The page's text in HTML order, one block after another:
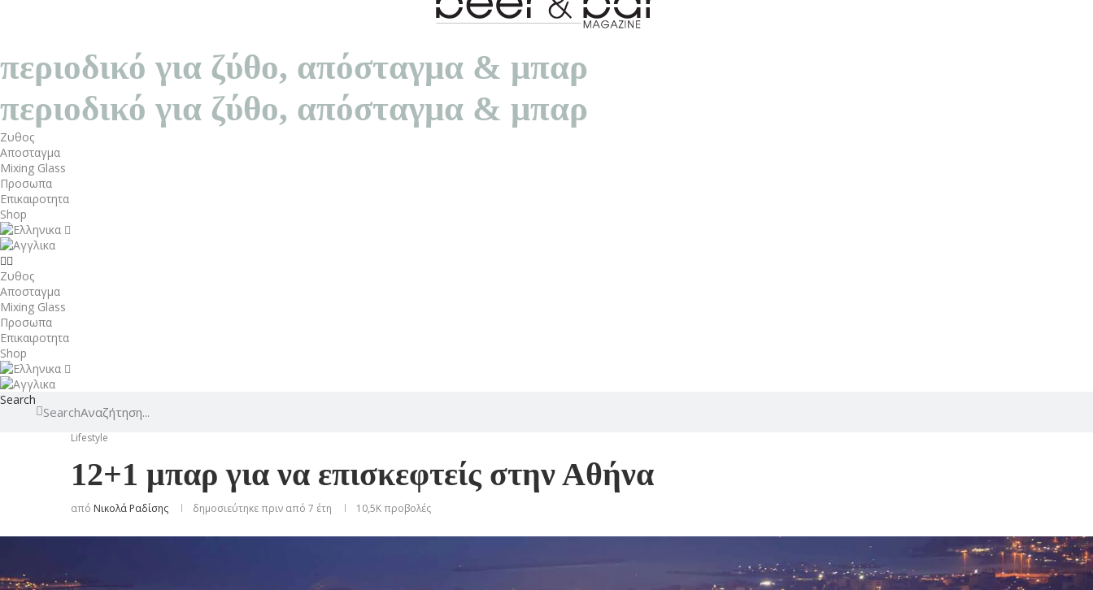
περιοδικό για ζύθο, απόσταγμα & μπαρ
περιοδικό για ζύθο, απόσταγμα & μπαρ
Ζυθος
Αποσταγμα
Mixing Glass
Προσωπα
Επικαιροτητα
Shop
Ζυθος
Αποσταγμα
Mixing Glass
Προσωπα
Επικαιροτητα
Shop
Search
Search
Lifestyle
12+1 μπαρ για να επισκεφτείς στην Αθήνα
από Νικολά Ραδίσης δημοσιεύτηκε πριν από 7 έτη 10,5Kπροβολές